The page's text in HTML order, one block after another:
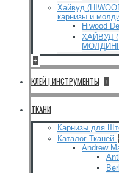
Хайвуд
карнизы и
Hiwood
ХАЙВУД
+
КЛЕЙ | ИНСТРУМЕНТЫ +
ТКАНИ
Карнизы для
Каталог Тканей
Andrew